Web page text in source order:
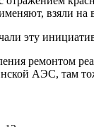
взяли
эту
ремонтом
АЭС, там